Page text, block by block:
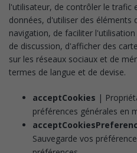
l'utilisateur, de contrôler le trafic
données, d'utiliser des éléments
navigation, de faciliter
de discussion, d'afficher des
sur les réseaux sociaux et de
termes de langue et de devise.
acceptCookies |
préférences générales en
Sauvegarde vos